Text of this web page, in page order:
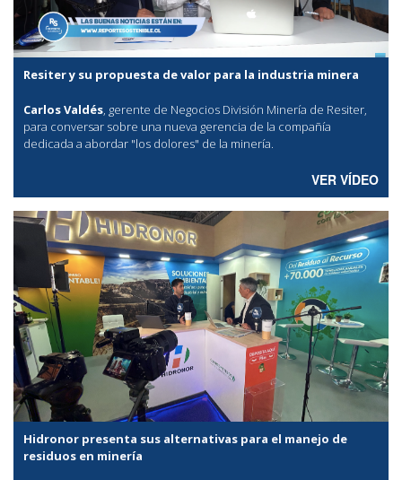
Resiter y su propuesta de valor para la industria minera
Carlos Valdés, gerente de Negocios División Minería de Resiter,
para conversar sobre una nueva gerencia de la compañía
dedicada a abordar "los dolores" de la minería.
VER VÍDEO
Hidronor presenta sus alternativas para el manejo de
residuos en minería